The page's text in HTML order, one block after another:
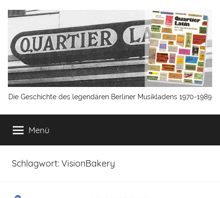
Inhalt
springen
Quartier
Latin
Berlin
Die Geschichte des legendären Berliner Musikladens 1970-1989
Menü
Schlagwort: VisionBakery